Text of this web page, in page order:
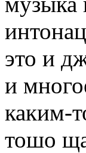
это и
и
каким-
тошо